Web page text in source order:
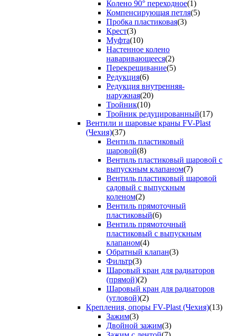
Колено 90° переходное(1)
Компенсирующая петля(5)
Пробка пластиковая(3)
Крест(3)
Муфта(10)
Настенное колено
наваривающееся(2)
Перекрещивание(5)
Редукция(6)
Редукция внутренняя-
наружная(20)
Тройник(10)
Тройник редуцированный(17)
Вентили и шаровые краны FV-Plast
(Чехия)(37)
Вентиль пластиковый
шаровой(8)
Вентиль пластиковый шаровой с
выпускным клапаном(7)
Вентиль пластиковый шаровой
садовый с выпускным
коленом(2)
Вентиль прямоточный
пластиковый(6)
Вентиль прямоточный
пластиковый с выпускным
клапаном(4)
Обратный клапан(3)
Фильтр(3)
Шаровый кран для радиаторов
(прямой)(2)
Шаровый кран для радиаторов
(угловой)(2)
Крепления, опоры FV-Plast (Чехия)(13)
Зажим(3)
Двойной зажим(3)